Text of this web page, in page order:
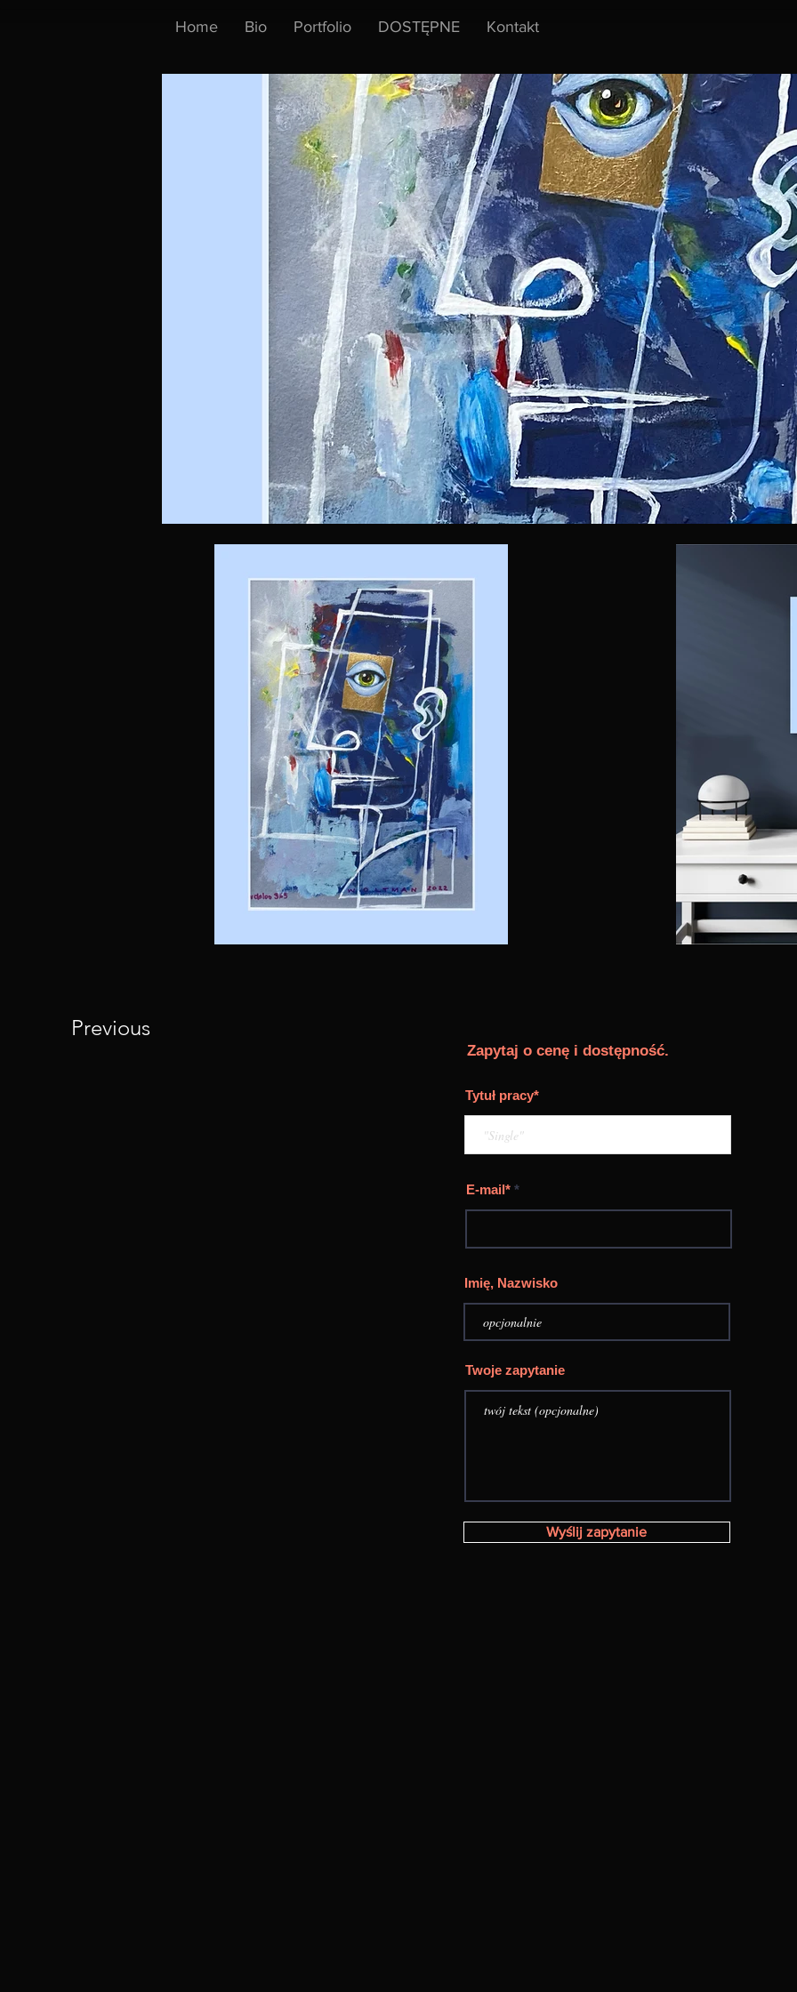
Home Bio Portfolio DOSTĘPNE Kontakt
Previous
Zapytaj o cenę i dostępność.
Tytuł pracy*
E-mail*
Imię, Nazwisko
Twoje zapytanie
Wyślij zapytanie